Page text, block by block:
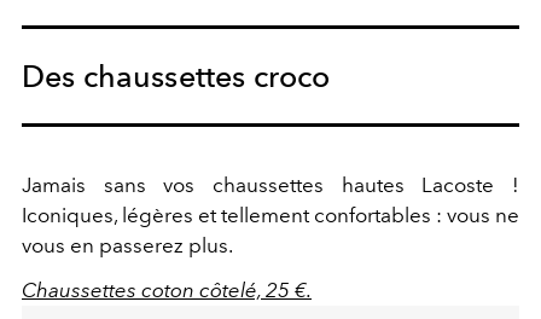
Des chaussettes croco
Jamais sans vos chaussettes hautes Lacoste !
Iconiques, légères et tellement confortables : vous ne
vous en passerez plus.
Chaussettes coton côtelé, 25 €.